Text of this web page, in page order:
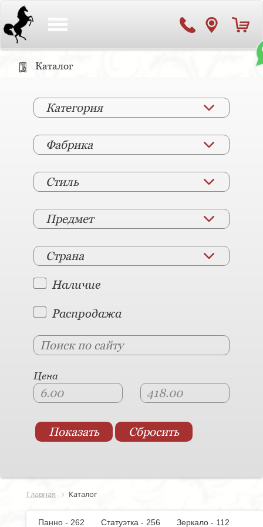
Каталог
Категория
Фабрика
Стиль
Предмет
Страна
Наличие
Распродажа
Цена
Главная Каталог
Панно - 262 Статуэтка - 256
Зеркало - 112